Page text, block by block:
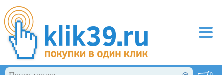
Перейти к основному содержанию
Поиск